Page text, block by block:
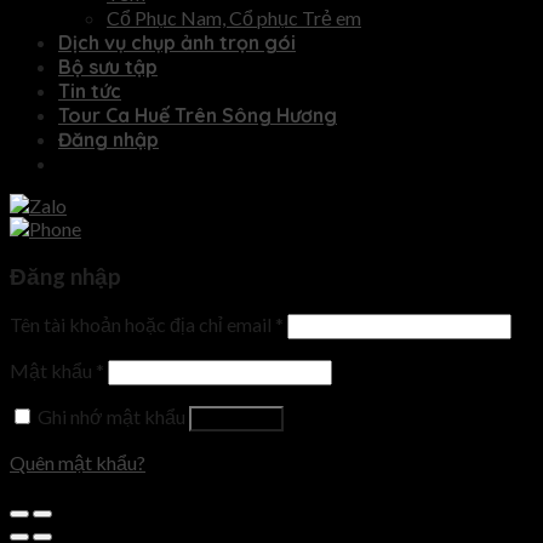
Cổ Phục Nam, Cổ phục Trẻ em
Dịch vụ chụp ảnh trọn gói
Bộ sưu tập
Tin tức
Tour Ca Huế Trên Sông Hương
Đăng nhập
Đăng nhập
Tên tài khoản hoặc địa chỉ email *
Mật khẩu *
Ghi nhớ mật khẩu
Quên mật khẩu?